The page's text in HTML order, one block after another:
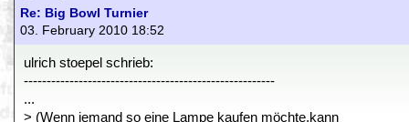
Re: Big Bowl Turnier
03. February 2010 18:52
ulrich stoepel schrieb:
-------------------------------------------------------
...
> (Wenn jemand so eine Lampe kaufen möchte,kann